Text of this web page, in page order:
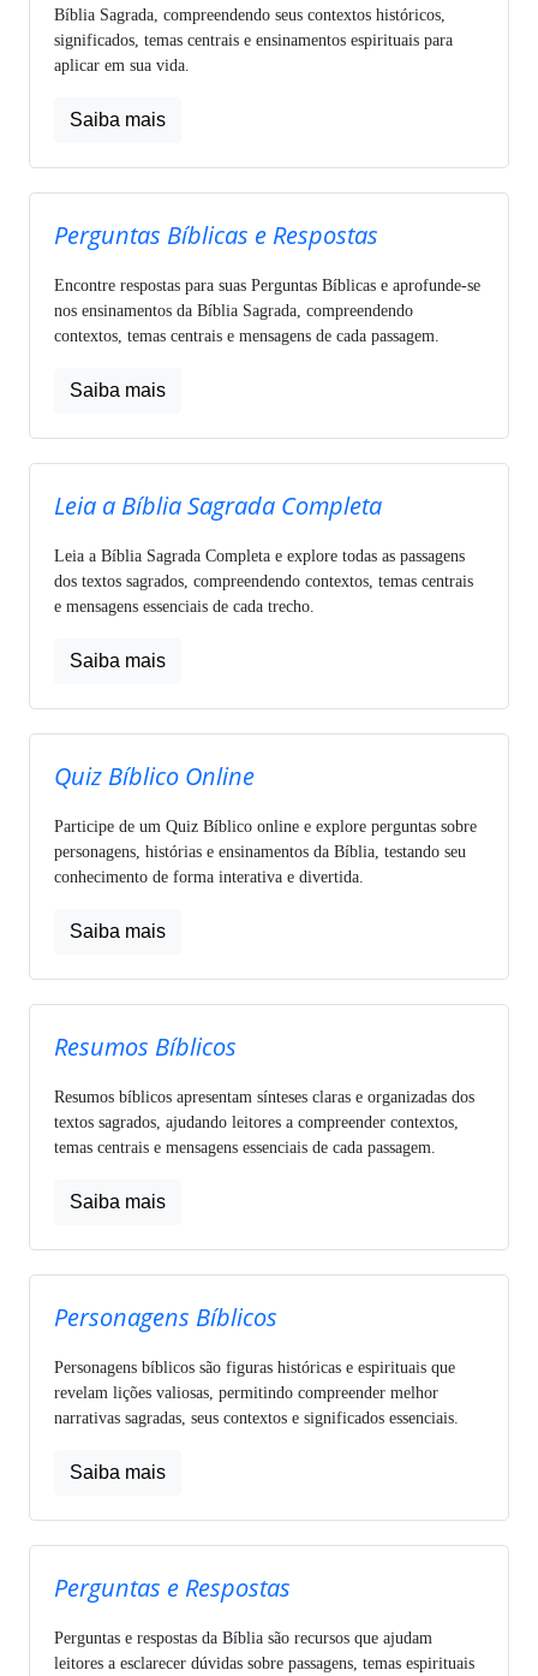
Bíblia Sagrada, compreendendo seus contextos históricos,
significados, temas centrais e ensinamentos espirituais para
aplicar em sua vida.
Saiba mais
Perguntas Bíblicas e Respostas
Encontre respostas para suas Perguntas Bíblicas e aprofunde-se
nos ensinamentos da Bíblia Sagrada, compreendendo
contextos, temas centrais e mensagens de cada passagem.
Saiba mais
Leia a Bíblia Sagrada Completa
Leia a Bíblia Sagrada Completa e explore todas as passagens
dos textos sagrados, compreendendo contextos, temas centrais
e mensagens essenciais de cada trecho.
Saiba mais
Quiz Bíblico Online
Participe de um Quiz Bíblico online e explore perguntas sobre
personagens, histórias e ensinamentos da Bíblia, testando seu
conhecimento de forma interativa e divertida.
Saiba mais
Resumos Bíblicos
Resumos bíblicos apresentam sínteses claras e organizadas dos
textos sagrados, ajudando leitores a compreender contextos,
temas centrais e mensagens essenciais de cada passagem.
Saiba mais
Personagens Bíblicos
Personagens bíblicos são figuras históricas e espirituais que
revelam lições valiosas, permitindo compreender melhor
narrativas sagradas, seus contextos e significados essenciais.
Saiba mais
Perguntas e Respostas
Perguntas e respostas da Bíblia são recursos que ajudam
leitores a esclarecer dúvidas sobre passagens, temas espirituais